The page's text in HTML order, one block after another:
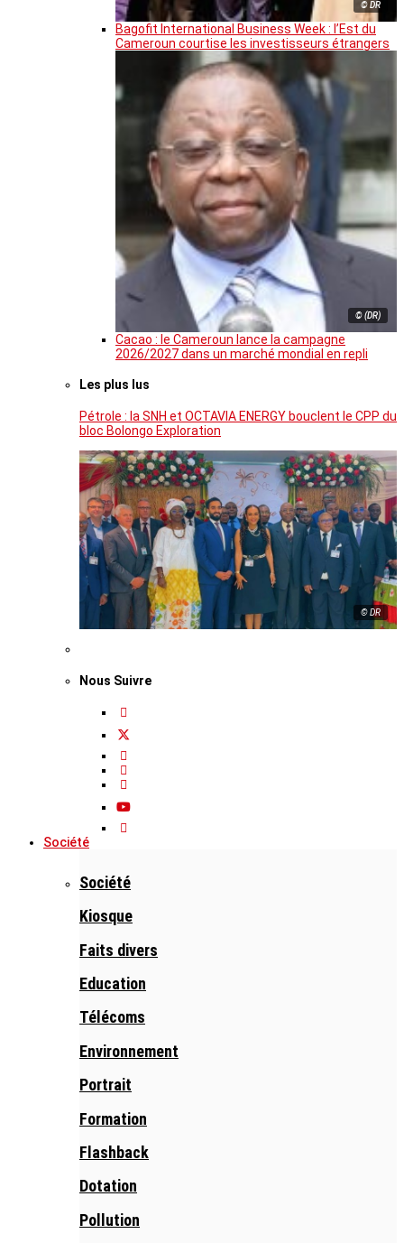
© DR
Bagofit International Business Week : l’Est du
Cameroun courtise les investisseurs étrangers
© (DR)
Cacao : le Cameroun lance la campagne
2026/2027 dans un marché mondial en repli
Les plus lus
Pétrole : la SNH et OCTAVIA ENERGY bouclent le CPP du
bloc Bolongo Exploration
© DR
Nous Suivre
Société
Société
Kiosque
Faits divers
Education
Télécoms
Environnement
Portrait
Formation
Flashback
Dotation
Pollution